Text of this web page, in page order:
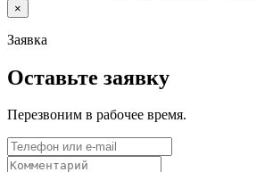
×
Заявка
Оставьте заявку
Перезвоним в рабочее время.